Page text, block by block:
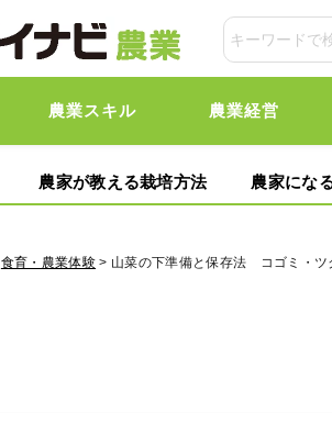
農業スキル 農業経営
農家が教える栽培方法 農家にな
食育・農業体験 > 山菜の下準備と保存法 コゴミ・ツ